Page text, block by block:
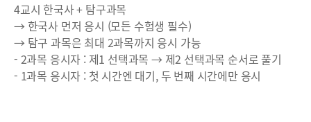
4교시 한국사 + 탐구과목
→ 한국사 먼저 응시 (모든 수험생 필수)
→ 탐구 과목은 최대 2과목까지 응시 가능
- 2과목 응시자 : 제1 선택과목 → 제2 선택과목 순서로 풀기
- 1과목 응시자 : 첫 시간엔 대기, 두 번째 시간에만 응시